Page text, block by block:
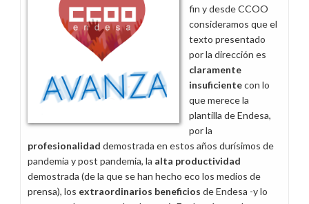
negociación
del
VI
Convenio
30/10
-
H.
fin y desde CCOO
consideramos que el
texto presentado
por la dirección es
claramente
insuficientecon lo
que merece la
plantilla de Endesa,
por la
profesionalidad demostrada en estos años durísimos de
pandemia y post pandemia, la alta productividad
demostrada (de la que se han hecho eco los medios de
prensa), los extraordinarios beneficios de Endesa -y lo